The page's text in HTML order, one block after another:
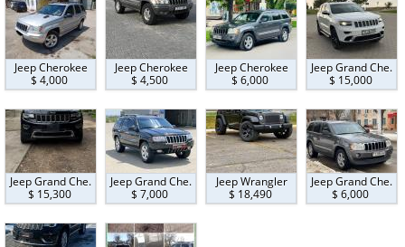
Jeep Cherokee
$ 4,000
Jeep Cherokee
$ 4,500
Jeep Cherokee
$ 6,000
Jeep Grand Che.
$ 15,000
Jeep Grand Che.
$ 15,300
Jeep Grand Che.
$ 7,000
Jeep Wrangler
$ 18,490
Jeep Grand Che.
$ 6,000